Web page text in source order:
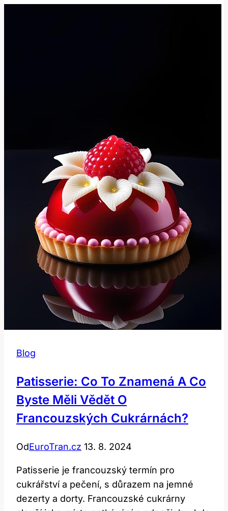
Blog
Patisserie: Co To Znamená A Co
Byste Měli Vědět O
Francouzských Cukrárnách?
OdEuroTran.cz 13. 8. 2024
Patisserie je francouzský termín pro
cukrářství a pečení, s důrazem na jemné
dezerty a dorty. Francouzské cukrárny